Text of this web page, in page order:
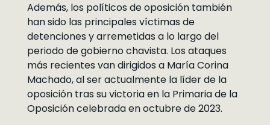
Además, los políticos de oposición también
han sido las principales víctimas de
detenciones y arremetidas a lo largo del
periodo de gobierno chavista. Los ataques
más recientes van dirigidos a María Corina
Machado, al ser actualmente la líder de la
oposición tras su victoria en la Primaria de la
Oposición celebrada en octubre de 2023.